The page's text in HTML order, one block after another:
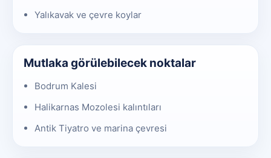
Yalıkavak ve çevre koylar
Mutlaka görülebilecek noktalar
Bodrum Kalesi
Halikarnas Mozolesi kalıntıları
Antik Tiyatro ve marina çevresi